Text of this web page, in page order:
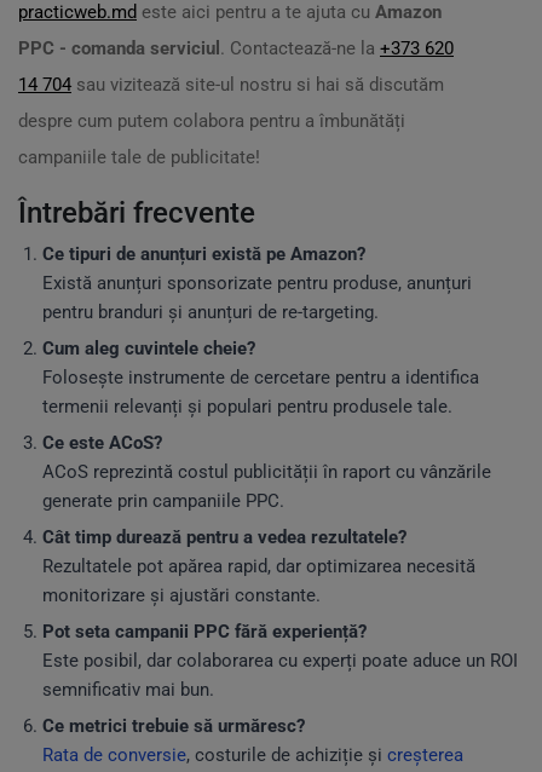
practicweb.md este aici pentru a te ajuta cu Amazon
PPC - comanda serviciul . Contactează-ne la +373 620
14 704 sau vizitează site-ul nostru si hai să discutăm
despre cum putem colabora pentru a îmbunătăți
campaniile tale de publicitate!
Întrebări frecvente
Ce tipuri de anunțuri există pe Amazon?
Există anunțuri sponsorizate pentru produse, anunțuri
pentru branduri și anunțuri de re-targeting.
Cum aleg cuvintele cheie?
Folosește instrumente de cercetare pentru a identifica
termenii relevanți și populari pentru produsele tale.
Ce este ACoS?
ACoS reprezintă costul publicității în raport cu vânzările
generate prin campaniile PPC.
Cât timp durează pentru a vedea rezultatele?
Rezultatele pot apărea rapid, dar optimizarea necesită
monitorizare și ajustări constante.
Pot seta campanii PPC fără experiență?
Este posibil, dar colaborarea cu experți poate aduce un ROI
semnificativ mai bun.
Ce metrici trebuie să urmăresc?
Rata de conversie, costurile de achiziție și creșterea